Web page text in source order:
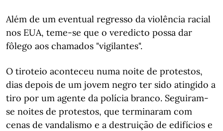
Além de um eventual regresso da violência racial
nos EUA, teme-se que o veredicto possa dar
fôlego aos chamados "vigilantes".
O tiroteio aconteceu numa noite de protestos,
dias depois de um jovem negro ter sido atingido a
tiro por um agente da polícia branco. Seguiram-
se noites de protestos, que terminaram com
cenas de vandalismo e a destruição de edifícios e